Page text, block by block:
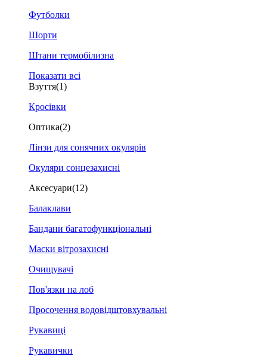
Футболки
Шорти
Штани термобілизна
Показати всі
Взуття(1)
Кросівки
Оптика(2)
Лінзи для сонячних окулярів
Окуляри сонцезахисні
Аксесуари(12)
Балаклави
Бандани багатофункціональні
Маски вітрозахисні
Очищувачі
Пов'язки на лоб
Просочення водовідштовхувальні
Рукавиці
Рукавички